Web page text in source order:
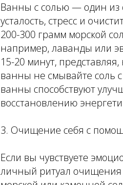
Ванны с солью — один из
усталость, стресс и
200-300 грамм морской
например, лаванды или
15-20 минут, представляя,
ванны не смывайте соль
ванны способствуют
восстановлению
3. Очищение себя с
Если вы чувствуете
личный ритуал очищения